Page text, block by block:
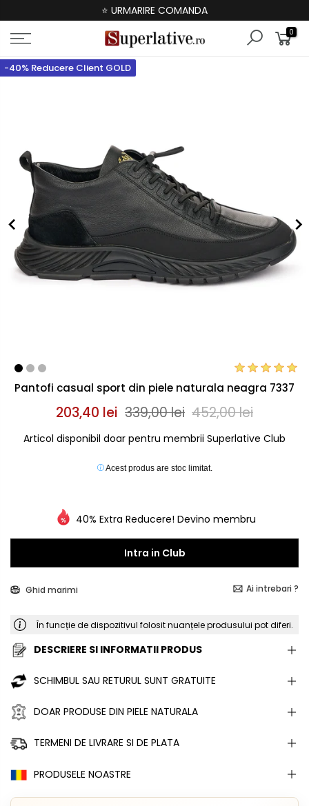
⭐ URMARIRE COMANDA
0
-40% Reducere Client GOLD
Pantofi casual sport din piele naturala neagra 7337
203,40 lei 339,00 lei 452,00 lei
Articol disponibil doar pentru membrii Superlative Club
Acest produs are stoc limitat.
40% Extra Reducere! Devino membru
Intra in Club
Ghid marimi Ai intrebari ?
În funcție de dispozitivul folosit nuanțele produsului pot diferi.
DESCRIERE SI INFORMATII PRODUS
SCHIMBUL SAU RETURUL SUNT GRATUITE
DOAR PRODUSE DIN PIELE NATURALA
TERMENI DE LIVRARE SI DE PLATA
PRODUSELE NOASTRE